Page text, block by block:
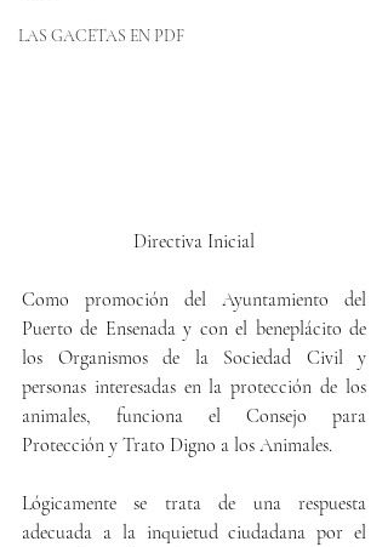
LAS GACETAS EN PDF
Directiva Inicial
Como promoción del Ayuntamiento del
Puerto de Ensenada y con el beneplácito de
los Organismos de la Sociedad Civil y
personas interesadas en la protección de los
animales, funciona el Consejo para
Protección y Trato Digno a los Animales.
Lógicamente se trata de una respuesta
adecuada a la inquietud ciudadana por el